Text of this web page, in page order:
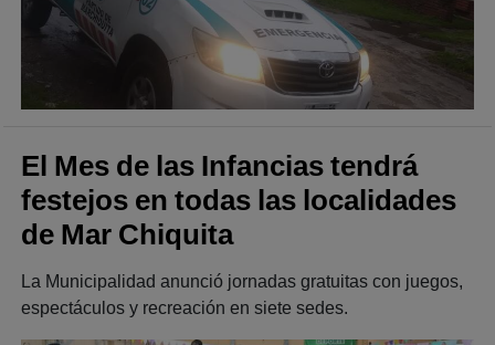
El Mes de las Infancias tendrá
festejos en todas las localidades
de Mar Chiquita
La Municipalidad anunció jornadas gratuitas con juegos,
espectáculos y recreación en siete sedes.